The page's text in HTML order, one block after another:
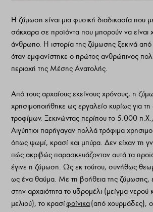
Η ζύμωση είναι μια φυσική διαδικασία που
σάκχαρα σε προϊόντα που μπορούν να είναι
άνθρωπο. Η ιστορία της ζύμωσης ξεκινά
όταν εμφανίστηκε ο πρώτος ανθρώπινος
περιοχή της Μέσης Ανατολής.
Από τους αρχαίους εκείνους χρόνους, η
χρησιμοποιήθηκε ως εργαλείο κυρίως για
τροφίμων. Ξεκινώντας περίπου το 5.000 π.Χ.,
Αιγύπτιοι παρήγαγαν πολλά τρόφιμα
όπως ψωμί, κρασί και μπύρα. Δεν είχαν τη
πώς ακριβώς παρασκευάζονταν αυτά τα
έγινε η ζύμωση. Ως εκ τούτου, συνήθως
ως ένα θαύμα. Με τη βοήθεια της ζύμωσης,
στην αρχαιότητα το υδρομέλι (μείγμα νερού
μελιού), το κρασίφοίνικα(από χουρμάδες), ο